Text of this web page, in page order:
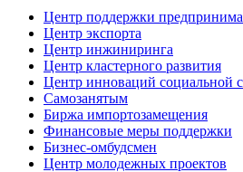
Центр поддержки
Центр экспорта
Центр инжиниринга
Центр кластерного развития
Центр инноваций социальной
Cамозанятым
Биржа импортозамещения
Финансовые меры поддержки
Бизнес-омбудсмен
Центр молодежных проектов